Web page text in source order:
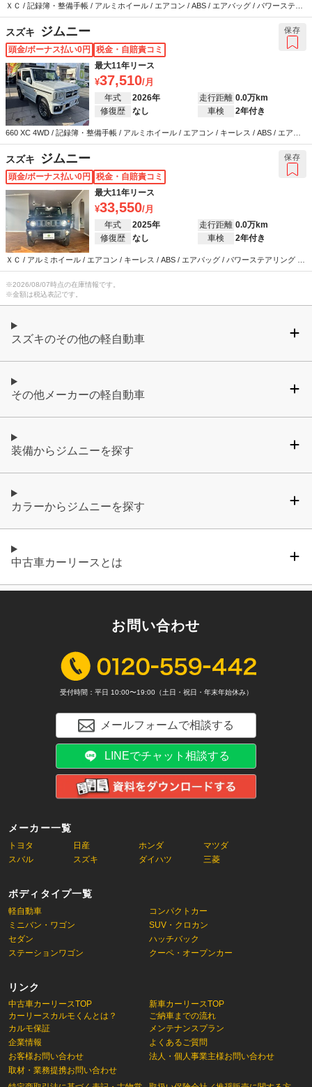
ＸＣ / 記録簿・整備手帳 / アルミホイール / エアコン / ABS / エアバッグ / パワーステア
リング / パワーウインドウ
スズキ ジムニー
頭金/ボーナス払い0円
税金・自賠責コミ
最大11年リース
37,510
年式 2026年 走行距離 0.0万km
修復歴
なし 車検 2年付き
660 XC 4WD / 記録簿・整備手帳 / アルミホイール / エアコン / キーレス / ABS / エアバ
ッグ / パワーステアリング / パワーウインドウ
保存
スズキ ジムニー
頭金/ボーナス払い0円
税金・自賠責コミ
最大11年リース
33,550
年式 2025年 走行距離 0.0万km
修復歴
なし 車検 2年付き
ＸＣ / アルミホイール / エアコン / キーレス / ABS / エアバッグ / パワーステアリング /
パワーウインドウ
保存
※2026/08/07時点の在庫情報です。
※金額は税込表記です。
スズキのその他の軽自動車
その他メーカーの軽自動車
装備からジムニーを探す
カラーからジムニーを探す
中古車カーリースとは
メーカー一覧
トヨタ 日産 ホンダ
マツダ
スバル
スズキ ダイハツ 三菱
ボディタイプ一覧
軽自動車
コンパクトカー
ミニバン・ワゴン
SUV・クロカン
セダン
ハッチバック
ステーションワゴン
クーペ・オープンカー
リンク
中古車カーリースTOP
カーリースカルモくんとは？
新車カーリースTOP
ご納車までの流れ
カルモ保証
企業情報
お客様お問い合わせ
取材・業務提携お問い合わせ
メンテナンスプラン
よくあるご質問
法人・個人事業主様お問い合わせ
お問い合わせ
受付時間：平日 10:00〜19:00（土日・祝日・年末年始休み）
メールフォームで相談する
LINEでチャット相談する